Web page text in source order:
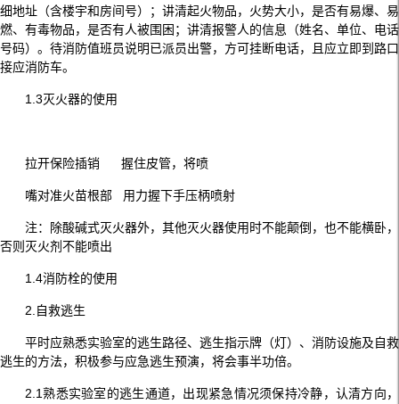
细地址（含楼宇和房间号）；讲清起火物品，火势大小，是否有易爆、易
燃、有毒物品，是否有人被围困；讲清报警人的信息（姓名、单位、电话
号码）。待消防值班员说明已派员出警，方可挂断电话，且应立即到路口
接应消防车。
1.3灭火器的使用
拉开保险插销 握住皮管，将喷
嘴对准火苗根部 用力握下手压柄喷射
注：除酸碱式灭火器外，其他灭火器使用时不能颠倒，也不能横卧，
否则灭火剂不能喷出
1.4消防栓的使用
2.自救逃生
平时应熟悉实验室的逃生路径、逃生指示牌（灯）、消防设施及自救
逃生的方法，积极参与应急逃生预演，将会事半功倍。
2.1熟悉实验室的逃生通道，出现紧急情况须保持冷静，认清方向，